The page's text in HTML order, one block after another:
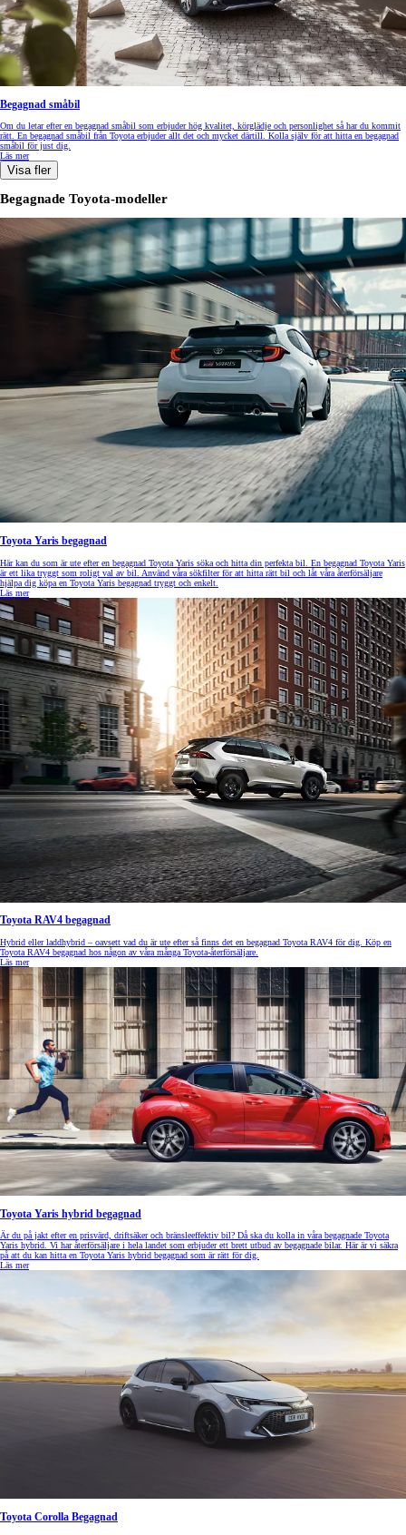
Begagnad småbil
Om du letar efter en begagnad småbil som erbjuder hög kvalitet, körglädje och personlighet så har du kommit
rätt. En begagnad småbil från Toyota erbjuder allt det och mycket därtill. Kolla själv för att hitta en begagnad
småbil för just dig.
Läs mer
Visa fler
Begagnade Toyota-modeller
Toyota Yaris begagnad
Här kan du som är ute efter en begagnad Toyota Yaris söka och hitta din perfekta bil. En begagnad Toyota Yaris
är ett lika tryggt som roligt val av bil. Använd våra sökfilter för att hitta rätt bil och låt våra återförsäljare
hjälpa dig köpa en Toyota Yaris begagnad tryggt och enkelt.
Läs mer
Toyota RAV4 begagnad
Hybrid eller laddhybrid – oavsett vad du är ute efter så finns det en begagnad Toyota RAV4 för dig. Köp en
Toyota RAV4 begagnad hos någon av våra många Toyota-återförsäljare.
Läs mer
Toyota Yaris hybrid begagnad
Är du på jakt efter en prisvärd, driftsäker och bränsleeffektiv bil? Då ska du kolla in våra begagnade Toyota
Yaris hybrid. Vi har återförsäljare i hela landet som erbjuder ett brett utbud av begagnade bilar. Här är vi säkra
på att du kan hitta en Toyota Yaris hybrid begagnad som är rätt för dig.
Läs mer
Toyota Corolla Begagnad